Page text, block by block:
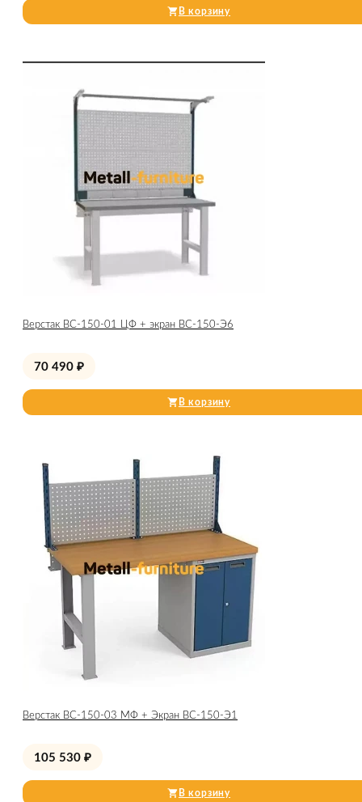
В корзину
Верстак ВС-150-01 ЦФ + экран ВС-150-Э6
70 490 ₽
В корзину
Верстак ВС-150-03 МФ + Экран ВС-150-Э1
105 530 ₽
В корзину